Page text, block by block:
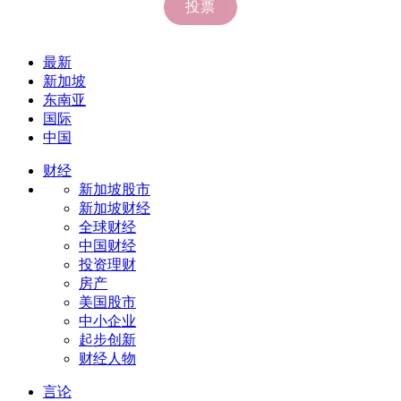
最新
新加坡
东南亚
国际
中国
财经
新加坡股市
新加坡财经
全球财经
中国财经
投资理财
房产
美国股市
中小企业
起步创新
财经人物
言论